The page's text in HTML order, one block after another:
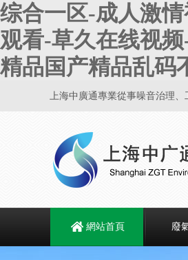
综合一区-成人激
观看-草久在线视
精品国产精品乱码
上海中廣通專業從事噪音治理、
網站首頁 廢